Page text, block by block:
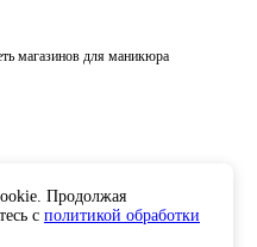
магазинов для маникюра
Продолжая
с политикой обработки